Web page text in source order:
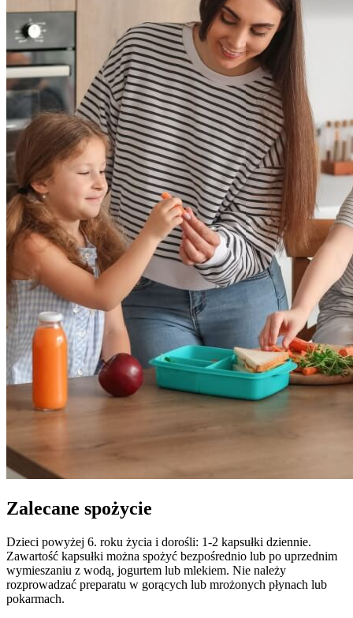
Zalecane spożycie
Dzieci powyżej 6. roku życia i dorośli: 1-2 kapsułki dziennie.
Zawartość kapsułki można spożyć bezpośrednio lub po uprzednim
wymieszaniu z wodą, jogurtem lub mlekiem. Nie należy
rozprowadzać preparatu w gorących lub mrożonych płynach lub
pokarmach.